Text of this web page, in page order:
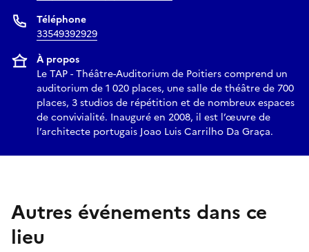
Téléphone
33549392929
À propos
Le TAP - Théâtre-Auditorium de Poitiers comprend un
auditorium de 1 020 places, une salle de théâtre de 700
places, 3 studios de répétition et de nombreux espaces
de convivialité. Inauguré en 2008, il est l’œuvre de
l’architecte portugais Joao Luis Carrilho Da Graça.
Autres événements dans ce
lieu